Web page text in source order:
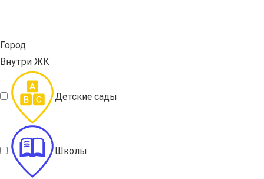
Город
Внутри ЖК
Детские сады
Школы